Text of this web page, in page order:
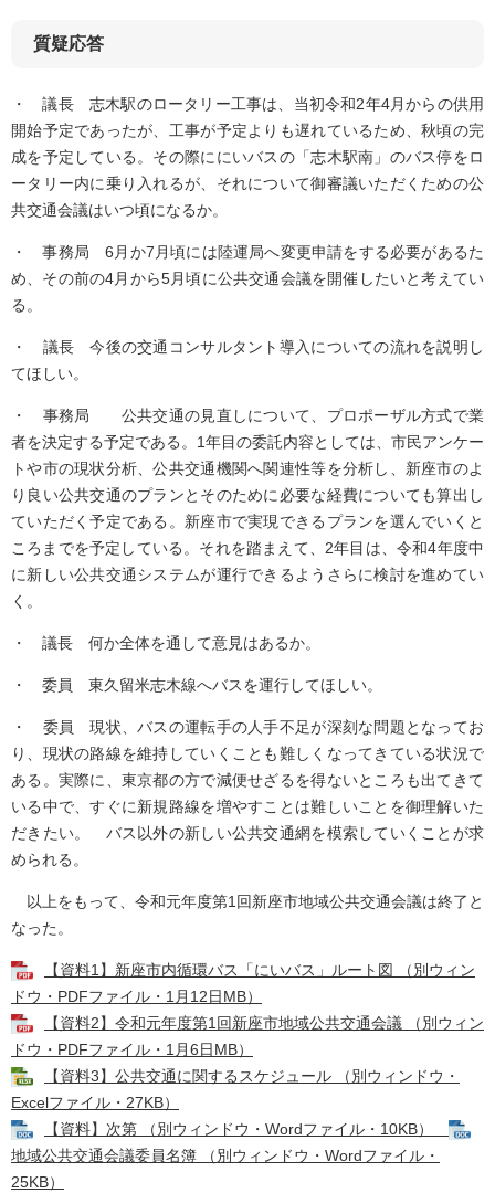
質疑応答
・ 議長 志木駅のロータリー工事は、当初令和2年4月からの供用
開始予定であったが、工事が予定よりも遅れているため、秋頃の完
成を予定している。その際ににいバスの「志木駅南」のバス停をロ
ータリー内に乗り入れるが、それについて御審議いただくための公
共交通会議はいつ頃になるか。
・ 事務局 6月か7月頃には陸運局へ変更申請をする必要があるた
め、その前の4月から5月頃に公共交通会議を開催したいと考えてい
る。
・ 議長 今後の交通コンサルタント導入についての流れを説明し
てほしい。
・ 事務局 公共交通の見直しについて、プロポーザル方式で業
者を決定する予定である。1年目の委託内容としては、市民アンケー
トや市の現状分析、公共交通機関へ関連性等を分析し、新座市のよ
り良い公共交通のプランとそのために必要な経費についても算出し
ていただく予定である。新座市で実現できるプランを選んでいくと
ころまでを予定している。それを踏まえて、2年目は、令和4年度中
に新しい公共交通システムが運行できるようさらに検討を進めてい
く。
・ 議長 何か全体を通して意見はあるか。
・ 委員 東久留米志木線へバスを運行してほしい。
・ 委員 現状、バスの運転手の人手不足が深刻な問題となってお
り、現状の路線を維持していくことも難しくなってきている状況で
ある。実際に、東京都の方で減便せざるを得ないところも出てきて
いる中で、すぐに新規路線を増やすことは難しいことを御理解いた
だきたい。 バス以外の新しい公共交通網を模索していくことが求
められる。
以上をもって、令和元年度第1回新座市地域公共交通会議は終了と
なった。
【資料1】新座市内循環バス「にいバス」ルート図 （別ウィン
ドウ・PDFファイル・1月12日MB）
【資料2】令和元年度第1回新座市地域公共交通会議 （別ウィン
ドウ・PDFファイル・1月6日MB）
【資料3】公共交通に関するスケジュール （別ウィンドウ・
Excelファイル・27KB）
【資料】次第 （別ウィンドウ・Wordファイル・10KB）
地域公共交通会議委員名簿 （別ウィンドウ・Wordファイル・
25KB）